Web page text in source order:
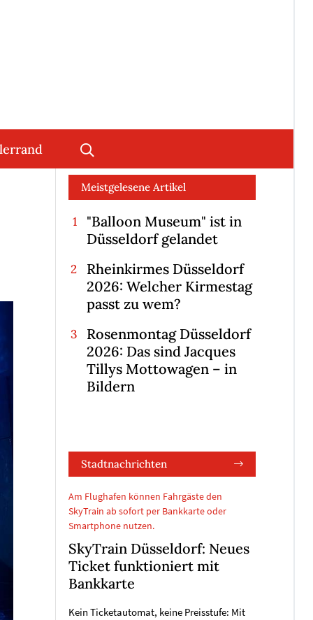
Meistgelesene Artikel
"Balloon Museum" ist in
Düsseldorf gelandet
Rheinkirmes Düsseldorf
2026: Welcher Kirmestag
passt zu wem?
Rosenmontag Düsseldorf
2026: Das sind Jacques
Tillys Mottowagen – in
Bildern
Stadtnachrichten
Am Flughafen können Fahrgäste den
SkyTrain ab sofort per Bankkarte oder
Smartphone nutzen.
SkyTrain Düsseldorf: Neues
Ticket funktioniert mit
Bankkarte
Kein Ticketautomat, keine Preisstufe: Mit